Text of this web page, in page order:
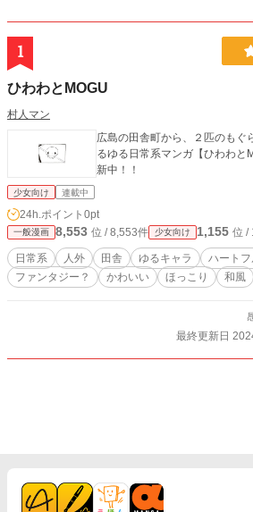
1
ひわわとMOGU
村人マン
広島の田舎町から、２匹のもぐ
るゆる日常系マンガ【ひわわと
新中！！
少女向け 連載中
24h.ポイント 0pt
一般漫画 8,553 位 / 8,553件 少女向け 1,155 位 /
日常系 人外 田舎 ゆるキャラ ハート
ファンタジー？
かわいい ほっこり 和風
最終更新日